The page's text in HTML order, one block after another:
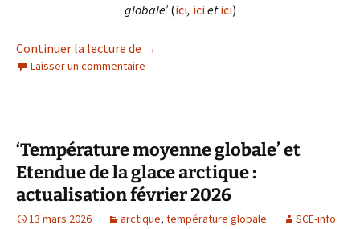
globale’(ici, icietici)
Continuer la lecture de ‘Température moyenne globale’ et
→
Laisser un commentaire
‘Température moyenne globale’ et
Etendue de la glace arctique :
actualisation février 2026
13 mars 2026 arctique, température globale SCE-info